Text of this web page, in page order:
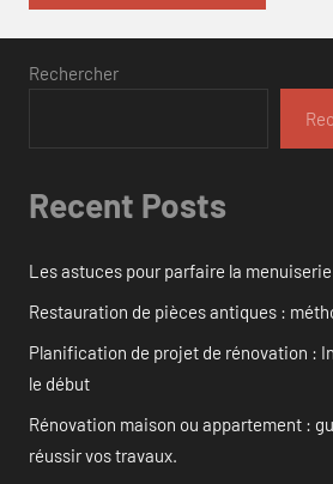
Rechercher
Recent Posts
Les astuces pour parfaire la
Restauration de pièces antiques :
Planification de projet de rénovation :
le début
Rénovation maison ou appartement :
réussir vos travaux.